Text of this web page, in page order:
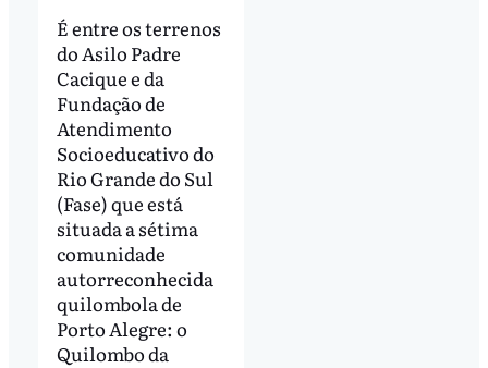
É entre os terrenos
do Asilo Padre
Cacique e da
Fundação de
Atendimento
Socioeducativo do
Rio Grande do Sul
(Fase) que está
situada a sétima
comunidade
autorreconhecida
quilombola de
Porto Alegre: o
Quilombo da